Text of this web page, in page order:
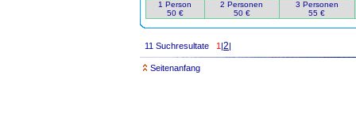
1 Person
50 €
2 Personen
50 €
3 Personen
55 €
11 Suchresultate 1 2
Seitenanfang